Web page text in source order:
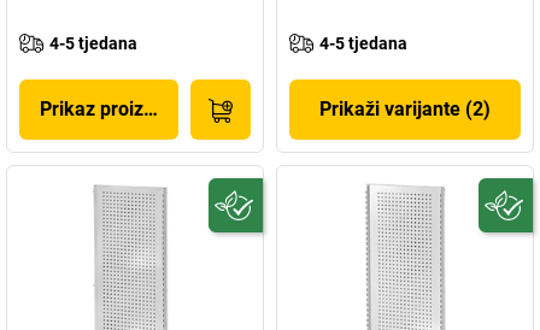
4-5 tjedana
Prikaz proizvoda
4-5 tjedana
Prikaži varijante (2)